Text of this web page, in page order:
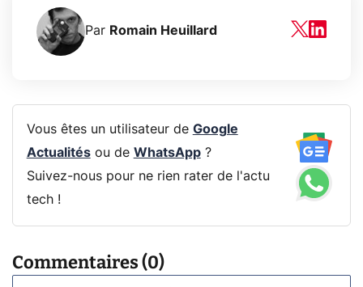
Par Romain Heuillard
Vous êtes un utilisateur de Google
Actualitésou de WhatsApp?
Suivez-nous pour ne rien rater de l'actu
tech !
Commentaires (0)